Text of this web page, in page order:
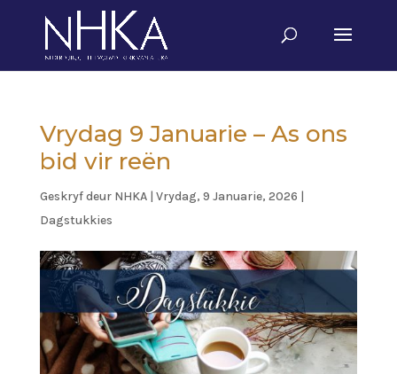
Vrydag 9 Januarie – As ons
bid vir reën
Geskryf deur NHKA| Vrydag, 9 Januarie, 2026 |
Dagstukkies